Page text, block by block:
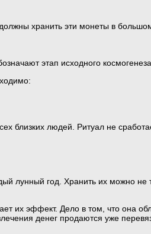
хранить эти монеты в
этап исходного
близких людей. Ритуал не
лунный год. Хранить их можно
их эффект. Дело в том, что она
денег продаются уже